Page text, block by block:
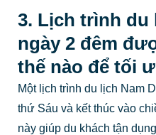
3. Lịch trình du
ngày 2 đêm
thế nào để tối
Một lịch trình du lịch Nam
thứ Sáu và kết thúc vào
này giúp du khách tận